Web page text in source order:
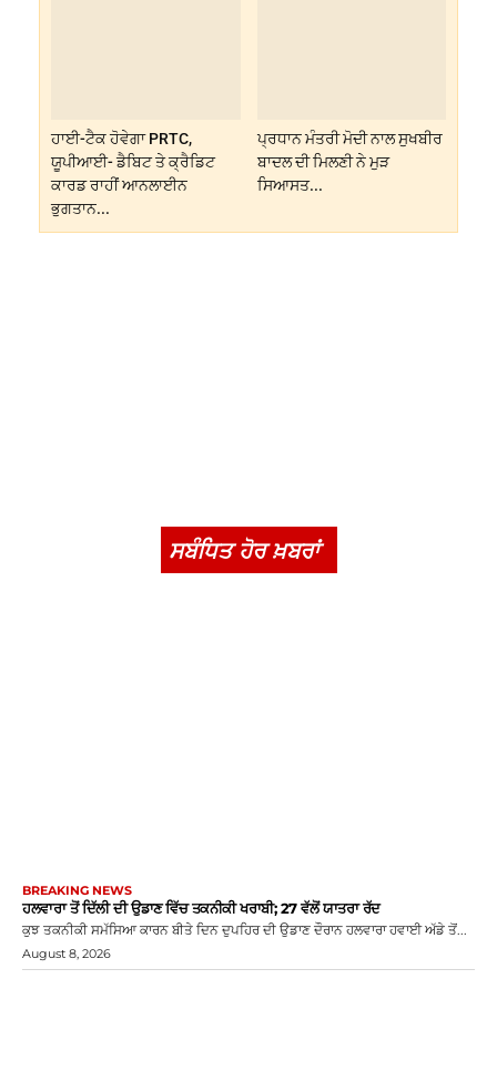
ਹਾਈ-ਟੈਕ ਹੋਵੇਗਾ PRTC,
ਯੂਪੀਆਈ- ਡੈਬਿਟ ਤੇ ਕ੍ਰੈਡਿਟ
ਕਾਰਡ ਰਾਹੀਂ ਆਨਲਾਈਨ
ਭੁਗਤਾਨ...
ਪ੍ਰਧਾਨ ਮੰਤਰੀ ਮੋਦੀ ਨਾਲ ਸੁਖਬੀਰ
ਬਾਦਲ ਦੀ ਮਿਲਣੀ ਨੇ ਮੁੜ
ਸਿਆਸਤ...
ਸਬੰਧਿਤ ਹੋਰ ਖ਼ਬਰਾਂ
BREAKING NEWS
ਹਲਵਾਰਾ ਤੋਂ ਦਿੱਲੀ ਦੀ ਉਡਾਣ ਵਿੱਚ ਤਕਨੀਕੀ ਖਰਾਬੀ; 27 ਵੱਲੋਂ ਯਾਤਰਾ ਰੱਦ
ਕੁਝ ਤਕਨੀਕੀ ਸਮੱਸਿਆ ਕਾਰਨ ਬੀਤੇ ਦਿਨ ਦੁਪਹਿਰ ਦੀ ਉਡਾਣ ਦੌਰਾਨ ਹਲਵਾਰਾ ਹਵਾਈ ਅੱਡੇ ਤੋਂ...
August 8, 2026